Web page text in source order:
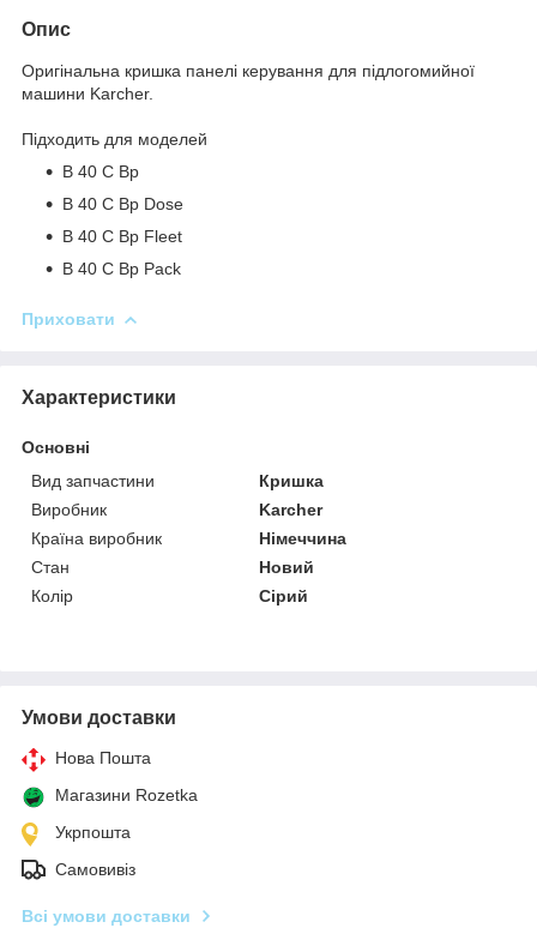
Опис
Оригінальна кришка панелі керування для підлогомийної
машини Karcher.
Підходить для моделей
B 40 C Bp
B 40 C Bp Dose
B 40 C Bp Fleet
B 40 C Bp Pack
Приховати
Характеристики
Основні
Вид запчастини
Кришка
Виробник
Karcher
Країна виробник
Німеччина
Стан
Новий
Колір
Сірий
Умови доставки
Нова Пошта
Магазини Rozetka
Укрпошта
Самовивіз
Всі умови доставки